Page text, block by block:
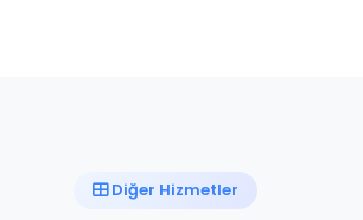
Diğer Hizmetler